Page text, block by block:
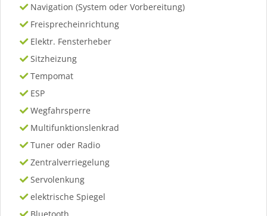
Navigation (System oder Vorbereitung)
Freisprecheinrichtung
Elektr. Fensterheber
Sitzheizung
Tempomat
ESP
Wegfahrsperre
Multifunktionslenkrad
Tuner oder Radio
Zentralverriegelung
Servolenkung
elektrische Spiegel